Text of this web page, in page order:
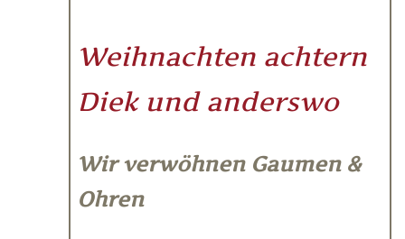
Weihnachten achtern
Diek und anderswo
Wir verwöhnen Gaumen &
Ohren